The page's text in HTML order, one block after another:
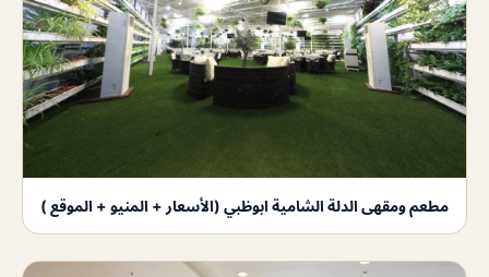
مطعم ومقهى الدلة الشامية ابوظبي (الأسعار + المنيو + الموقع )